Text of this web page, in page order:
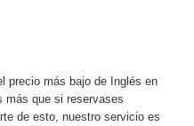
precio más bajo de Inglés en
más que si reservases
de esto, nuestro servicio es